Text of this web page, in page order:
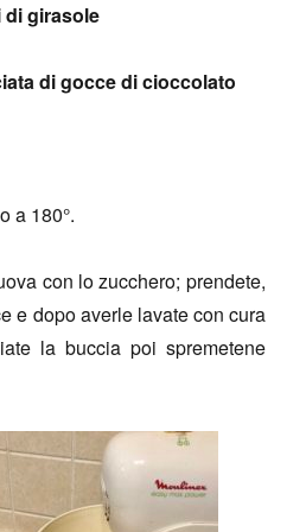
di girasole
di gocce di cioccolato
a 180°.
con lo zucchero; prendete,
e dopo averle lavate con cura
la buccia poi spremetene